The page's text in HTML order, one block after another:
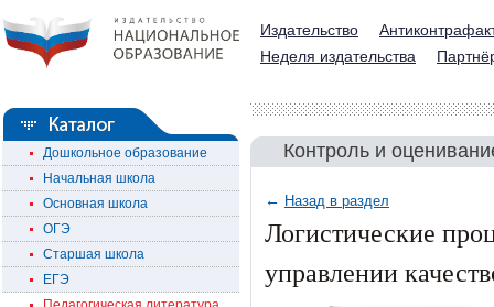
Издательство
Неделя издательства
Дошкольное образование
Начальная школа
Основная школа
ОГЭ
Старшая школа
ЕГЭ
Контроль и
← Назад в раздел
Логистические
управлении